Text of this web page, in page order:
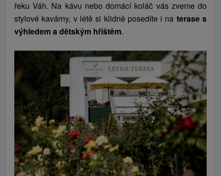
řeku Váh. Na kávu nebo domácí koláč vás zveme do
stylové kavárny, v létě si klidně posedíte i na terase s
výhledem a dětským hřištěm.